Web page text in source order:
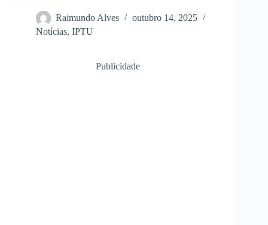
Raimundo Alves
outubro 14, 2025
Notícias, IPTU
Publicidade